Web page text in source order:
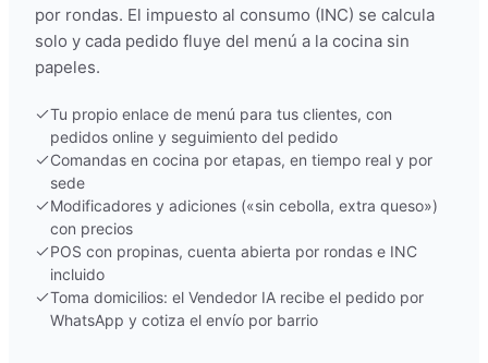
por rondas. El impuesto al consumo (INC) se calcula
solo y cada pedido fluye del menú a la cocina sin
papeles.
Tu propio enlace de menú para tus clientes, con
pedidos online y seguimiento del pedido
Comandas en cocina por etapas, en tiempo real y por
sede
Modificadores y adiciones («sin cebolla, extra queso»)
con precios
POS con propinas, cuenta abierta por rondas e INC
incluido
Toma domicilios: el Vendedor IA recibe el pedido por
WhatsApp y cotiza el envío por barrio